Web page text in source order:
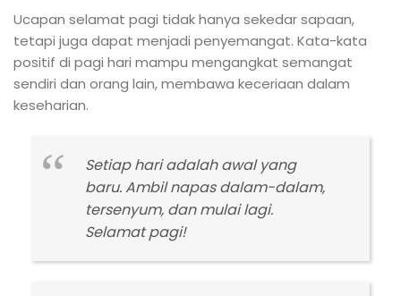
Ucapan selamat pagi tidak hanya sekedar sapaan,
tetapi juga dapat menjadi penyemangat. Kata-kata
positif di pagi hari mampu mengangkat semangat
sendiri dan orang lain, membawa keceriaan dalam
keseharian.
Setiap hari adalah awal yang
baru. Ambil napas dalam-dalam,
tersenyum, dan mulai lagi.
Selamat pagi!